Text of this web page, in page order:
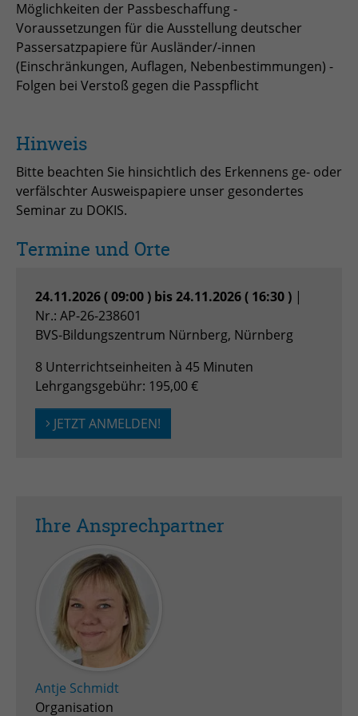
Möglichkeiten der Passbeschaffung -
Voraussetzungen für die Ausstellung deutscher
Passersatzpapiere für Ausländer/-innen
(Einschränkungen, Auflagen, Nebenbestimmungen) -
Folgen bei Verstoß gegen die Passpflicht
Hinweis
Bitte beachten Sie hinsichtlich des Erkennens ge- oder
verfälschter Ausweispapiere unser gesondertes
Seminar zu DOKIS.
Termine und Orte
24.11.2026 ( 09:00 ) bis 24.11.2026 ( 16:30 ) |
Nr.: AP-26-238601
BVS-Bildungszentrum Nürnberg, Nürnberg
8 Unterrichtseinheiten à 45 Minuten
Lehrgangsgebühr: 195,00 €
JETZT ANMELDEN!
Ihre Ansprechpartner
Antje Schmidt
Organisation
zu speichern.
Name SgCookieOptin.lastPreferences
Laufzeit
Dieser Wert speichert Ihre Consent-
Einstellungen. Unter anderem eine
zufällig generierte ID, für die
vorgenommen Einstellungen, falls der
Webseiten-Betreiber dies eingestellt
Name fe_typo_usr
Anbieter TYPO3
Laufzeit
Zweck Login geschlossener Bereich
Anbieter
Zweck Admin-Login Redaktionssystem
Name be_typo3_user
TYPO3
Laufzeit Session
Name _pk_id
Anbieter Matomo
Laufzeit 1 Jahr
Zweck
Name _pk_ses
Zweck
Tracking Nutzerverhalten beim Besuch
der Webseite
Cookie-Informationen anzeigen
Einblendung von 3rd Party Content
Wir verwenden 3rd Party Content, um zusätzliche Inhalte
oder Videos. Weitere Details entnehmen Sie den